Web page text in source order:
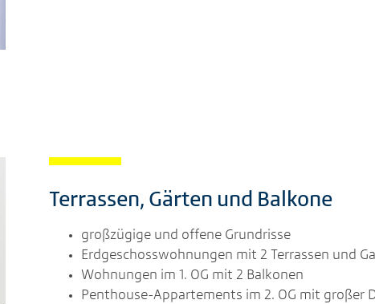
Terrassen, Gärten und Balkone
großzügige und offene Grundrisse
Erdgeschosswohnungen mit 2 Terrassen und
Wohnungen im 1. OG mit 2 Balkonen
Penthouse-Appartements im 2. OG mit großer